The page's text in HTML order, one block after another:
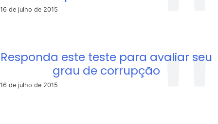
16 de julho de 2015
Responda este teste para avaliar seu
grau de corrupção
16 de julho de 2015